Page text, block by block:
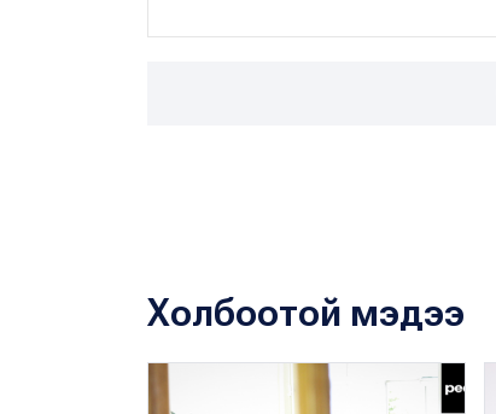
Холбоотой мэдээ